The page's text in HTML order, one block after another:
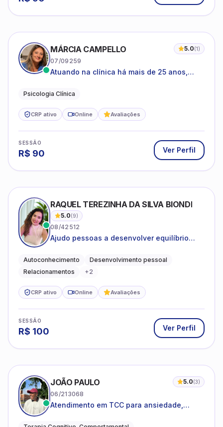
MÁRCIA CAMPELLO 5.0(1)
07/09259
Atuando na clínica há mais de 25 anos,
estruturas, com experiência em
Psicologia Clínica
CRP ativo Online Avaliações
SESSÃO
R$ 90 Ver Perfil
RAQUEL TEREZINHA DA SILVA BIONDI
5.0(9)
08/42512
Ajudo pessoas a desenvolver equilíbrio
Autoconhecimento
Desenvolvimento pessoal
Relacionamentos
+2
CRP ativo Online Avaliações
SESSÃO
R$ 100 Ver Perfil
JOÃO PAULO 5.0(3)
06/213068
Atendimento em TCC para ansiedade,
emocional